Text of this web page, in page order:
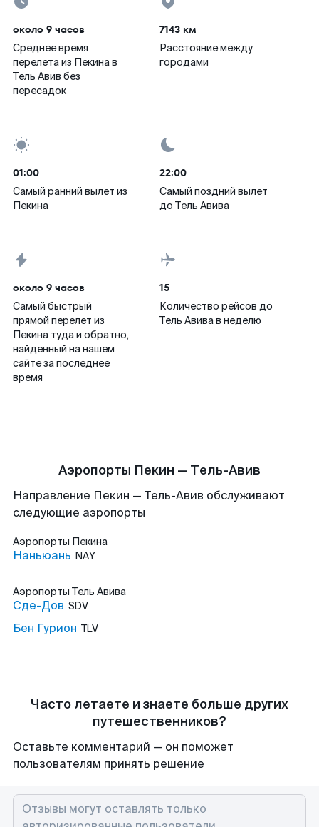
около 9 часов
Среднее время
перелета из Пекина в
Тель Авив без
пересадок
7143 км
Расстояние между
городами
01:00
Самый ранний вылет из
Пекина
22:00
Самый поздний вылет
до Тель Авива
около 9 часов
Самый быстрый
прямой перелет из
Пекина туда и обратно,
найденный на нашем
сайте за последнее
время
15
Количество рейсов до
Тель Авива в неделю
Аэропорты Пекин — Тель-Авив
Направление Пекин — Тель-Авив обслуживают
следующие аэропорты
Аэропорты Пекина
Наньюань NAY
Аэропорты Тель Авива
Сде-Дов SDV
Бен Гурион TLV
Часто летаете и знаете больше других
путешественников?
Оставьте комментарий — он поможет
пользователям принять решение